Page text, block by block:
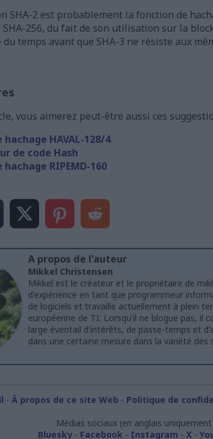
SHA-2 est probablement la fonction de
256, du fait de son utilisation sur la
temps avant que SHA-3 ne résiste aux
vous aimerez peut-être aussi ces
HAVAL-128/4
de code Hash
RIPEMD-160
A propos de l'auteur
Mikkel Christensen
Mikkel est le créateur et le propriétaire de
d'expérience en tant que programmeur
de logiciels et travaille actuellement à plein
européenne de TI. Lorsqu'il ne blogue pas, il
large éventail d'intérêts, de passe-temps et
dans une certaine mesure dans la variété
- À propos de ce site Web - Politique de
Médias sociaux (en anglais
Bluesky- Facebook - Instagram - X-